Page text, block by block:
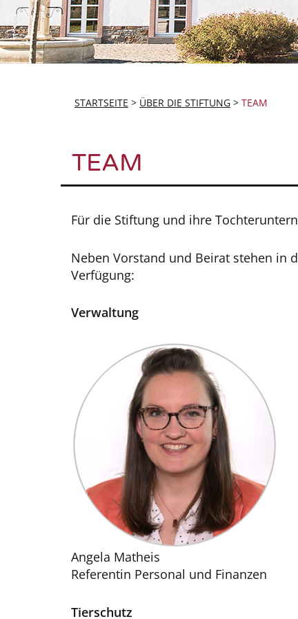
STARTSEITE > ÜBER DIE STIFTUNG > TEAM
TEAM
Für die Stiftung und ihre
Neben Vorstand und Beirat stehen in
Verfügung:
Verwaltung
Angela Matheis
Referentin Personal und Finanzen
Tierschutz